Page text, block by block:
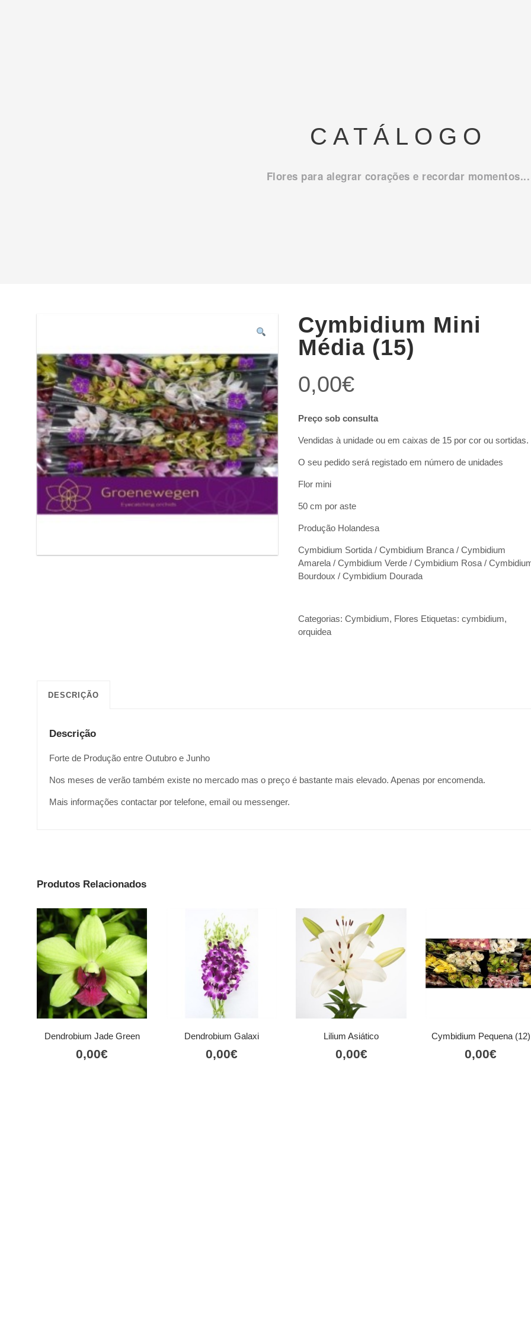
CATÁLOGO
Flores para alegrar corações e recordar momentos...
Cymbidium Mini
Média (15)
0,00€
Preço sob consulta
Vendidas à unidade ou em caixas de 15 por cor ou sortidas.
O seu pedido será registado em número de unidades
Flor mini
50 cm por aste
Produção Holandesa
Cymbidium Sortida / Cymbidium Branca / Cymbidium
Amarela / Cymbidium Verde / Cymbidium Rosa /
Bourdoux / Cymbidium Dourada
Categorias: Cymbidium, Flores Etiquetas: cymbidium,
orquidea
DESCRIÇÃO
Descrição
Forte de Produção entre Outubro e Junho
Nos meses de verão também existe no mercado mas o preço é bastante mais elevado. Apenas por encomenda.
Mais informações contactar por telefone, email ou messenger.
Produtos Relacionados
Dendrobium Jade Green
0,00€
Dendrobium Galaxi
0,00€
Lilium Asiático
0,00€
Cymbidium Pequena (12)
0,00€